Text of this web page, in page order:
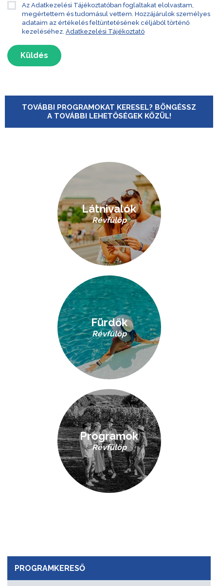
Az Adatkezelési Tájékoztatóban foglaltakat elolvastam,
megértettem és tudomásul vettem. Hozzájárulok személyes
adataim az értékelés feltüntetésének céljából történő
kezeléséhez. Adatkezelési Tájékoztató
Küldés
TOVÁBBI PROGRAMOKAT KERESEL? BÖNGÉSSZ
A TOVÁBBI LEHETŐSÉGEK KÖZÜL!
Látnivalók
Révfülöp
Fürdők
Révfülöp
Programok
Révfülöp
PROGRAMKERESŐ